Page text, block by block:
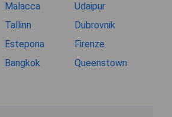
Malacca
Udaipur
Tallinn
Dubrovnik
Estepona
Firenze
Bangkok Queenstown